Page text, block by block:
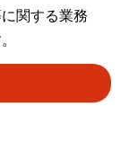
関する業務